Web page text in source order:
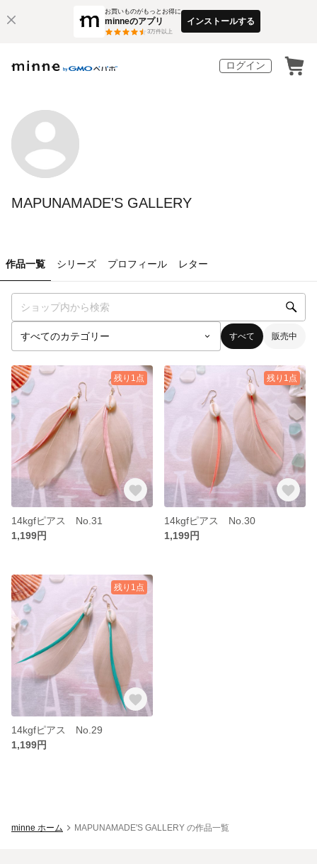
お買いものがもっとお得に
minneのアプリ
3万件以上
インストールする
ログイン
MAPUNAMADE'S GALLERY
作品一覧 シリーズ プロフィール レター
すべて 販売中
残り1点
14kgfピアス No.31
1,199円
残り1点
14kgfピアス No.30
1,199円
残り1点
14kgfピアス No.29
1,199円
minne ホーム MAPUNAMADE'S GALLERY の作品一覧